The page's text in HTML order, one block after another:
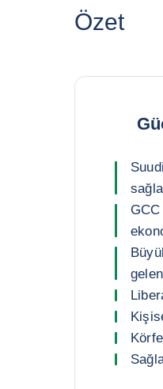
Özet